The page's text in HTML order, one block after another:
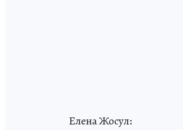
Елена Жосул: